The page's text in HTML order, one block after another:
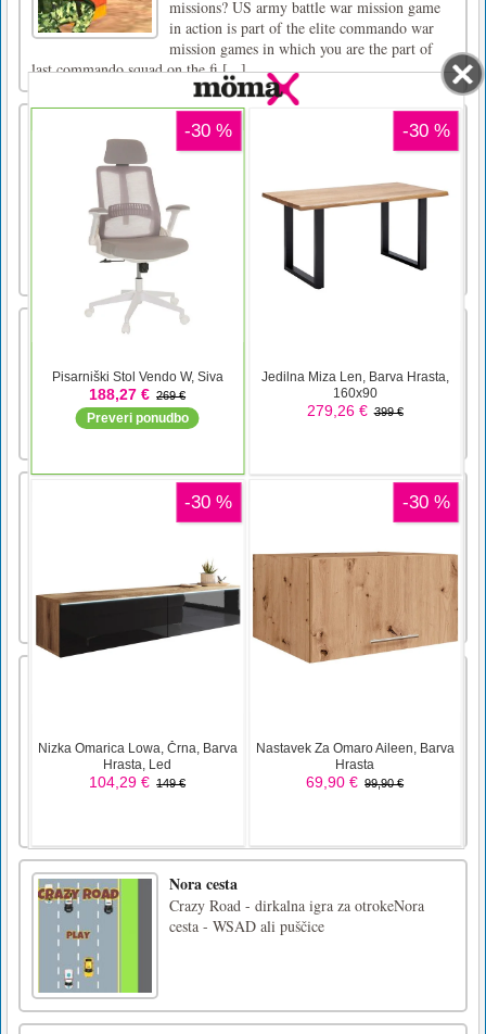
missions? US army battle war mission game
in action is part of the elite commando war
mission games in which you are the part of
last commando squad on the fi [...]
GTR Drift & Stunt
GTR Drift & Stunt je krasen simulator
čudovitem mestu in ga lahko raziščete.
Naredite kaskade in se odpravite po mestu, da
dosežete najboljši rezultat!Puščične tipke -
Premakni CarF - BoostG - Počasno gibanjeC -
Spremeni kamero Y [...]
Filled Glass
fill a glass with colorful ballsmouse & touch
Ljubki psički v avtomobilih Match 3
Čudoviti kužki v avtomobilih Match 3 - ta kul
barve položiti v serijo treh kosov ali več, da
dosežete najvišjo možno oceno. levo ni padlo
prenizko, sicer bo igre konec. Uživajte v
igri!Z miško igrajte igro ali tapnite zaslon!
world. He can't call neither the police nor the
army, he needs an outsider. Somebody who
knows how to fight and has nothing to lose.
Nora cesta
Crazy Road - dirkalna igra za otrokeNora
cesta - WSAD ali puščice